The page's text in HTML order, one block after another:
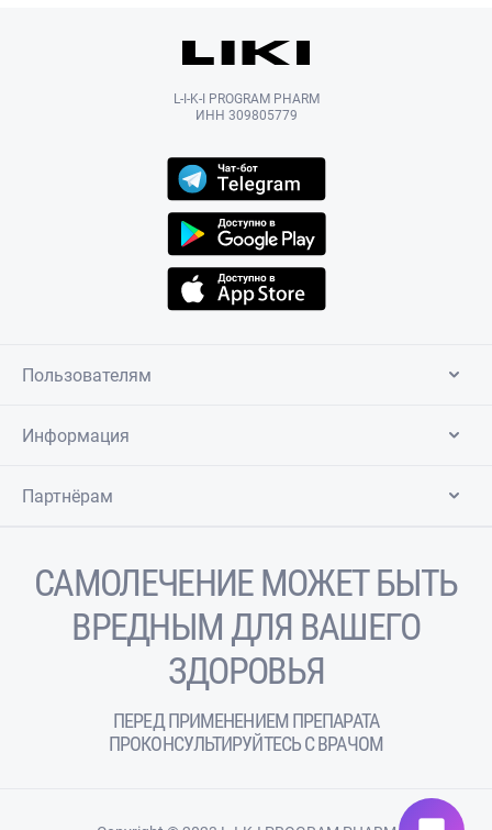
L-I-K-I PROGRAM PHARM
ИНН 309805779
Пользователям
Информация
Партнёрам
САМОЛЕЧЕНИЕ МОЖЕТ БЫТЬ
ВРЕДНЫМ ДЛЯ ВАШЕГО
ЗДОРОВЬЯ
ПЕРЕД ПРИМЕНЕНИЕМ ПРЕПАРАТА
ПРОКОНСУЛЬТИРУЙТЕСЬ С ВРАЧОМ